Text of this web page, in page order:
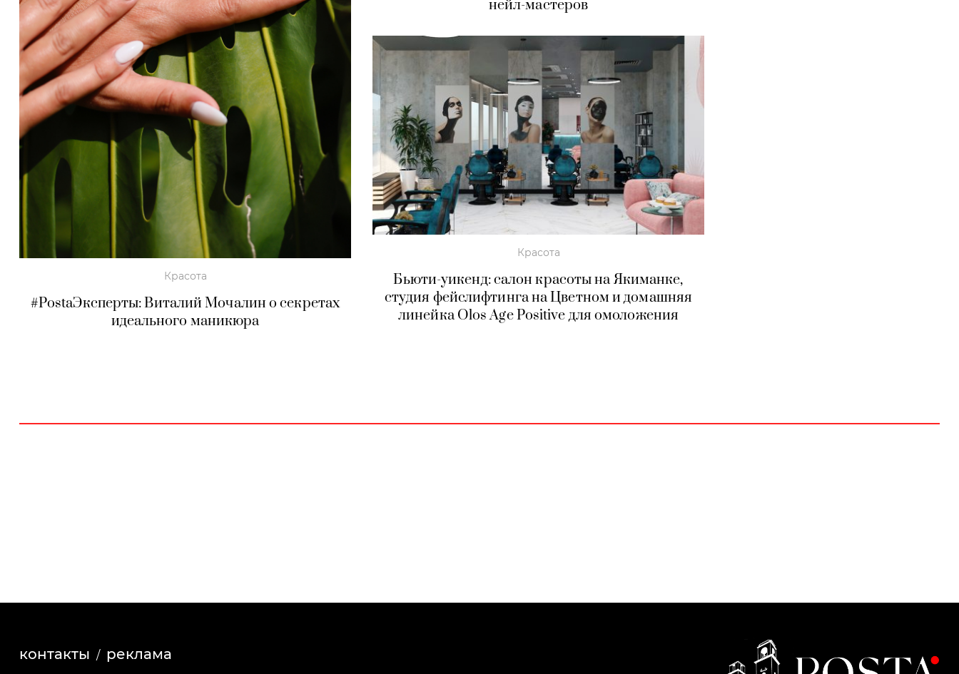
Красота
#PostaЭксперты: Виталий Мочалин о секретах
идеального маникюра
нейл-мастеров
Красота
Бьюти-уикенд: салон красоты на Якиманке,
студия фейслифтинга на Цветном и домашняя
линейка Olos Age Positive для омоложения
контакты реклама